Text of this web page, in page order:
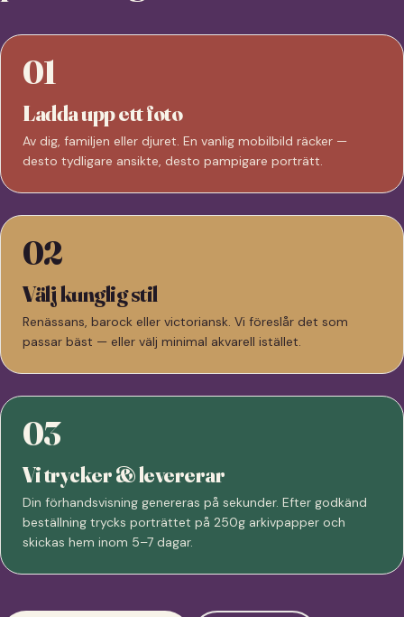
01
Ladda upp ett foto
Av dig, familjen eller djuret. En vanlig mobilbild räcker —
desto tydligare ansikte, desto pampigare porträtt.
02
Välj kunglig stil
Renässans, barock eller victoriansk. Vi föreslår det som
passar bäst — eller välj minimal akvarell istället.
03
Vi trycker & levererar
Din förhandsvisning genereras på sekunder. Efter godkänd
beställning trycks porträttet på 250g arkivpapper och
skickas hem inom 5–7 dagar.